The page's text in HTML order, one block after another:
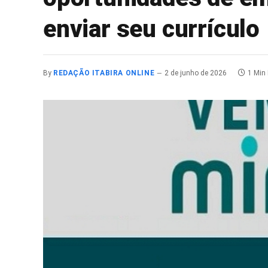
enviar seu currículo
By REDAÇÃO ITABIRA ONLINE 2 de junho de 2026 1 Min